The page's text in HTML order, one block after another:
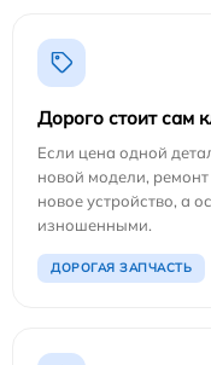
Дорого стоит сам
Если цена одной
новой модели, ремонт
новое устройство, а
изношенными.
ДОРОГАЯ ЗАПЧАСТЬ